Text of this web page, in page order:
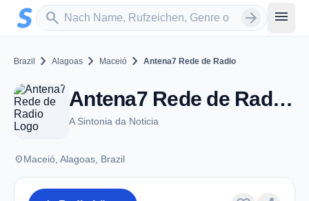
Zum Hauptinhalt springen
search
Sender suchen arrow_forward menu
Brazil chevron_right Alagoas chevron_right Maceió chevron_right Antena7 Rede de Radio
Antena7 Rede de Radio - Maceió
A Sintonia da Noticia
placeMaceió, Alagoas, Brazil